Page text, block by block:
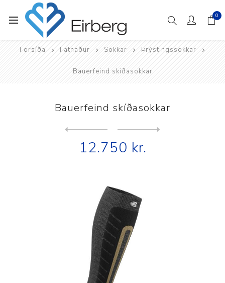
0
Forsíða Fatnaður Sokkar Þrýstingssokkar
Bauerfeind skíðasokkar
Bauerfeind skíðasokkar
12.750 kr.